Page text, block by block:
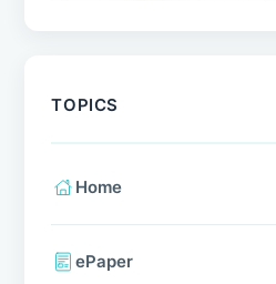
TOPICS
Home
ePaper